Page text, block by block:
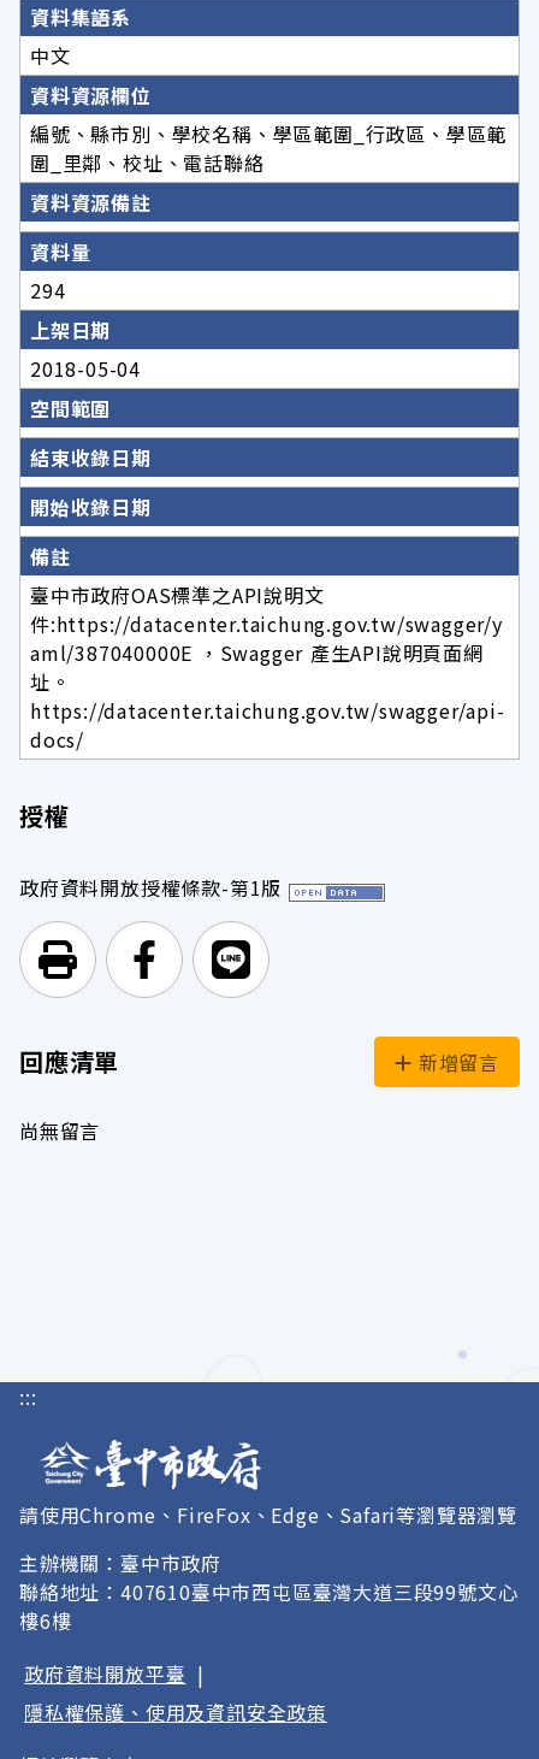
資料集語系
中文
資料資源欄位
編號、縣市別、學校名稱、學區範圍_行政區、學區範
圍_里鄰、校址、電話聯絡
資料資源備註
資料量
294
上架日期
2018-05-04
空間範圍
結束收錄日期
開始收錄日期
備註
臺中市政府OAS標準之API說明文
件:https://datacenter.taichung.gov.tw/swagger/y
aml/387040000E ，Swagger 產生API說明頁面網
址。
https://datacenter.taichung.gov.tw/swagger/api-
docs/
授權
政府資料開放授權條款-第1版
列印頁面前往Facebook
前往Line
回應清單 新增留言
尚無留言
:::
請使用Chrome、FireFox、Edge、Safari等瀏覽器瀏覽
主辦機關：臺中市政府
聯絡地址：407610臺中市西屯區臺灣大道三段99號文心
樓6樓
政府資料開放平臺 |
隱私權保護、使用及資訊安全政策